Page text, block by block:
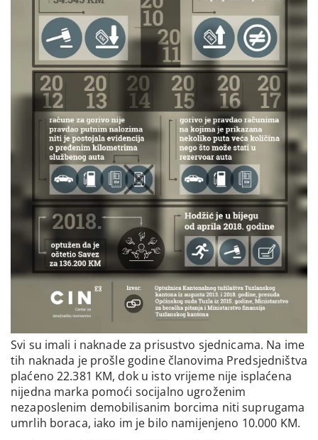
Svi su imali i naknade za prisustvo sjednicama. Na ime
tih naknada je prošle godine članovima Predsjedništva
plaćeno 22.381 KM, dok u isto vrijeme nije isplaćena
nijedna marka pomoći socijalno ugroženim
nezaposlenim demobilisanim borcima niti suprugama
umrlih boraca, iako im je bilo namijenjeno 10.000 KM.